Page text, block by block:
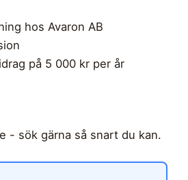
hos Avaron AB
på 5 000 kr per år
- sök gärna så snart du kan.